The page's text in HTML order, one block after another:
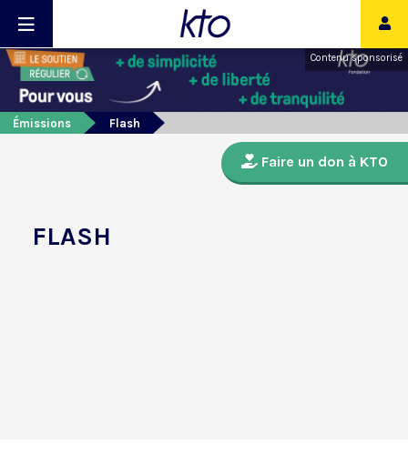
Contenu sponsorisé
Émissions Flash
Faire un don à KTO
FLASH